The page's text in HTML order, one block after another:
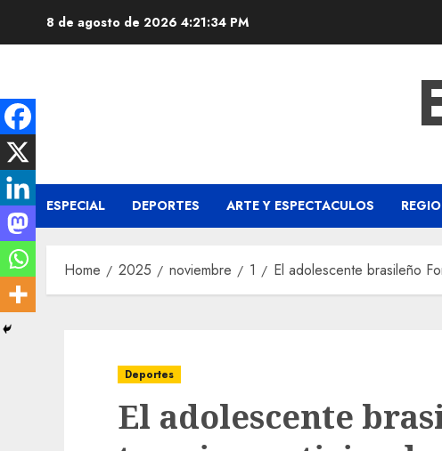
8 de agosto de 2026 4:21:35 PM
ESPECIAL DEPORTES ARTE Y ESPECTACULOS
Home 2025 noviembre 1 El adolescente brasileño
Deportes
El adolescente